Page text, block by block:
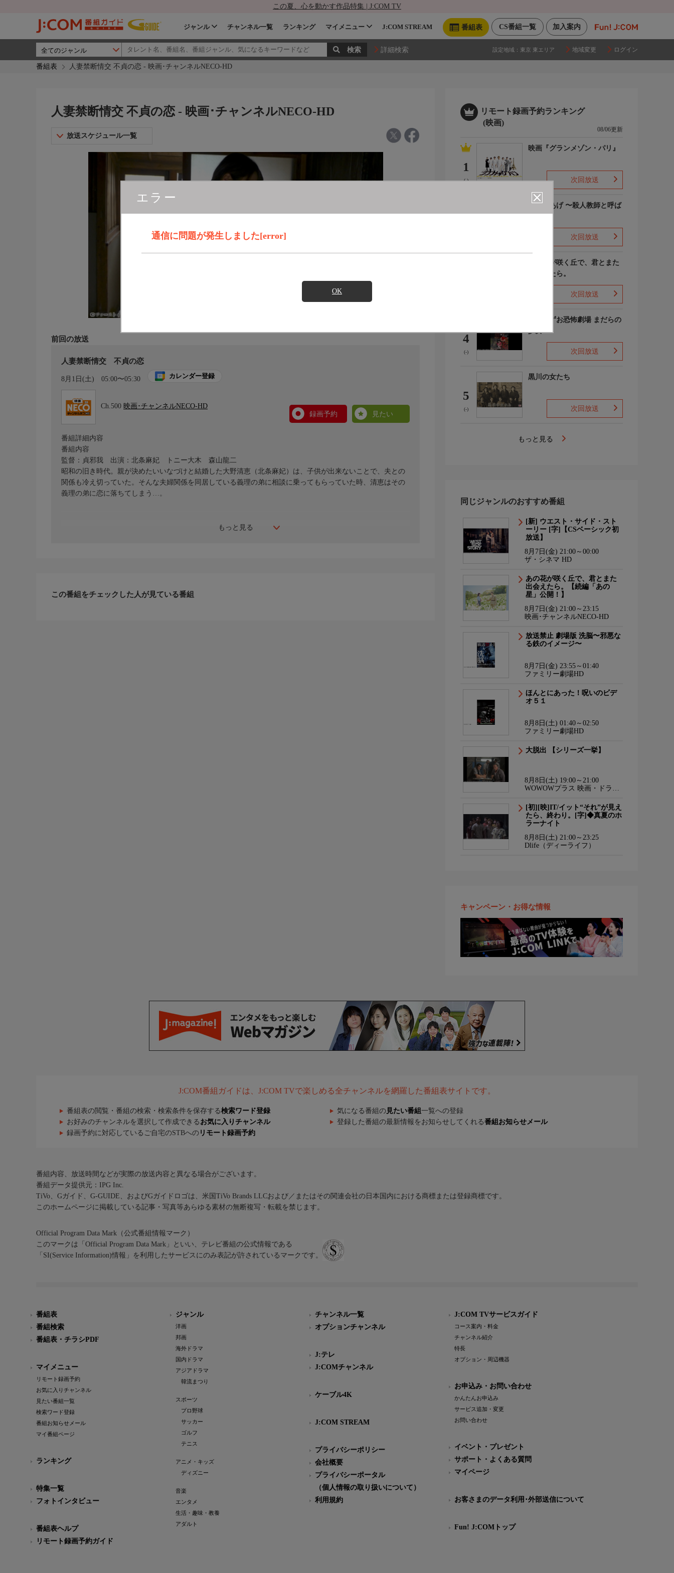
この夏、心を動かす作品特集 | J:COM TV
加入案内
CS番組一覧
番組表
ジャンル チャンネル一覧 ランキング マイメニュー J:COM STREAM
詳細検索 設定地域： 東京 東エリア 地域変更 ログイン
番組表 人妻禁断情交 不貞の恋 - 映画･チャンネルNECO-HD
エラー
通信に問題が発生しました[error]
OK
人妻禁断情交 不貞の恋 - 映画･チャンネルNECO-HD
放送スケジュール一覧
前回の放送
人妻禁断情交 不貞の恋
8月1日(土) 05:00〜05:30 カレンダー登録
Ch.500 映画･チャンネルNECO-HD
録画予約
見たい
もっと見る
番組詳細内容
番組内容
監督：貞邪我 出演：北条麻妃 トニー大木 森山龍二
昭和の旧き時代。親が決めたいいなづけと結婚した大野清恵（北条麻妃）は、子供が出来ないことで、夫との
関係も冷え切っていた。そんな夫婦関係を同居している義理の弟に相談に乗ってもらっていた時、清恵はその
義理の弟に恋に落ちてしまう…。
この番組をチェックした人が見ている番組
リモート録画予約ランキング
(映画)
08/06更新
1
(-)
映画『グランメゾン・パリ』
次回放送
でっちあげ 〜殺人教師と呼ば
次回放送
あの花が咲く丘で、君とまた
出会えたら。
次回放送
4
(-)
楳図かずお恐怖劇場 まだらの
少女
次回放送
5
(-)
黒川の女たち
次回放送
もっと見る
同じジャンルのおすすめ番組
[新] ウエスト・サイド・スト
ーリー [字]【CSベーシック初
放送】
8月7日(金) 21:00～00:00
ザ・シネマ HD
あの花が咲く丘で、君とまた
出会えたら。【続編「あの
星」公開！】
8月7日(金) 21:00～23:15
映画･チャンネルNECO-HD
放送禁止 劇場版 洗脳〜邪悪な
る鉄のイメージ〜
8月7日(金) 23:55～01:40
ファミリー劇場HD
ほんとにあった！呪いのビデ
オ５１
8月8日(土) 01:40～02:50
ファミリー劇場HD
大脱出 【シリーズ一挙】
8月8日(土) 19:00～21:00
WOWOWプラス 映画・ドラ
[初][映]IT/イット“それ”が見え
たら、終わり。[字]◆真夏のホ
ラーナイト
8月8日(土) 21:00～23:25
Dlife（ディーライフ）
キャンペーン・お得な情報
J:COM番組ガイドは、J:COM TVで楽しめる全チャンネルを網羅した番組表サイトです。
番組表の閲覧・番組の検索・検索条件を保存する検索ワード登録 気になる番組の 見たい番組 一覧への登録
お好みのチャンネルを選択して作成できる お気に入りチャンネル 登録した番組の最新情報をお知らせしてくれる番組お知らせメール
録画予約に対応しているご自宅のSTBへの リモート録画予約
番組内容、放送時間などが実際の放送内容と異なる場合がございます。
番組データ提供元：IPG Inc.
TiVo、Gガイド、G-GUIDE、およびGガイドロゴは、米国TiVo Brands LLCおよび／またはその関連会社の日本国内における商標または登録商標です。
このホームページに掲載している記事・写真等あらゆる素材の無断複写・転載を禁じます。
Official Program Data Mark（公式番組情報マーク）
このマークは「Official Program Data Mark」といい、テレビ番組の公式情報である
「SI(Service Information)情報」を利用したサービスにのみ表記が許されているマークです。
番組表
番組検索
番組表・チラシPDF
マイメニュー
リモート録画予約
お気に入りチャンネル
見たい番組一覧
検索ワード登録
番組お知らせメール
マイ番組ページ
ランキング
特集一覧
フォトインタビュー
番組表ヘルプ
リモート録画予約ガイド
ジャンル
洋画
邦画
海外ドラマ
国内ドラマ
アジアドラマ
韓流まつり
スポーツ
プロ野球
サッカー
ゴルフ
テニス
アニメ・キッズ
ディズニー
音楽
エンタメ
生活・趣味・教養
アダルト
チャンネル一覧
オプションチャンネル
J:テレ
J:COMチャンネル
ケーブル4K
J:COM STREAM
プライバシーポリシー
会社概要
プライバシーポータル
（個人情報の取り扱いについて）
利用規約
J:COM TVサービスガイド
コース案内・料金
チャンネル紹介
特長
オプション・周辺機器
お申込み・お問い合わせ
かんたんお申込み
サービス追加・変更
お問い合わせ
イベント・プレゼント
サポート・よくある質問
マイページ
お客さまのデータ利用･外部送信について
Fun! J:COMトップ